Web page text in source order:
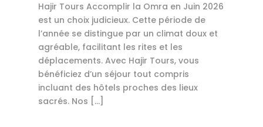
Hajir Tours Accomplir la Omra en Juin 2026
est un choix judicieux. Cette période de
l’année se distingue par un climat doux et
agréable, facilitant les rites et les
déplacements. Avec Hajir Tours, vous
bénéficiez d’un séjour tout compris
incluant des hôtels proches des lieux
sacrés. Nos […]